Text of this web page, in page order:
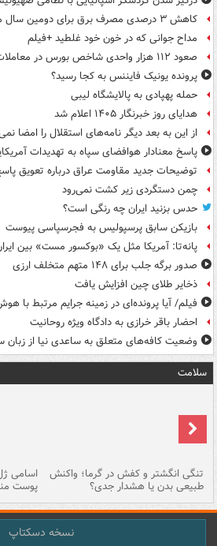
کاهش ۳ درصدی مصرف برق برای دومین سال متوالی
مداح جوانی که در خون خود غلطید +فیلم
صعود ۱۱۲ هزار واحدی شاخص بورس در معاملات امروز
پرونده یونیک فایننس به کجا رسید؟
حمله پهپادی به پالایشگاه لیبی
هدایای روز خبرنگار ۱۴۰۵ اعلام شد
از این به بعد دیگر نامه‌های استقلال را امضا
پاسخ معنادار هوافضای سپاه به تهدیدات
توضیحات جدید مقاومت عراق درباره تعویق
چمن دستگردی زیر کشت نمی‌رود
حدس بزنید ایران چه رنگی است؟
بازیکن سابق پرسپولیس به فجرسپاسی پیوست
پانه‌تا: آمریکا مثل یک «بوکسور مست» بین
صدور برگه جلب برای ۱۴۸ متهم متخلف ارزی
ذخایر طلای چین افزایش یافت
فیلم/ آیا پرونده‌ای در زمینه جرایم مرتبط
احضار باقر خرازی به دادگاه ویژه روحانیت
وضعیت کافه‌های متعلق به ساعدی نیا از زبان
سلامت
تنگی انگشتر و کفش در گرما؛ واکنش
طبیعی بدن یا هشدار جدی؟
اسامی
پوست
نسخه دسکتاپ